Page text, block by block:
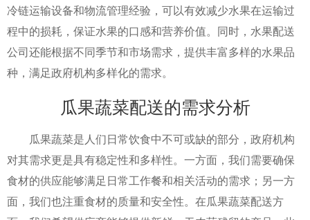
冷链运输设备和物流管理经验，可以有效减少水果在运输过
程中的损耗，保证水果的口感和营养价值。同时，水果配送
公司还能根据不同季节和市场需求，提供丰富多样的水果品
种，满足政府机构多样化的需求。
瓜果蔬菜配送的需求分析
瓜果蔬菜是人们日常饮食中不可或缺的部分，政府机构
对其需求更是具有稳定性和多样性。一方面，我们需要确保
食材的供应能够满足日常工作餐和相关活动的需求；另一方
面，我们也注重食材的质量和安全性。在瓜果蔬菜配送方